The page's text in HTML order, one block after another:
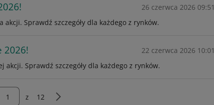
26 czerwca 2026 09:51
akcji. Sprawdź szczegóły dla każdego z rynków.
2026!
22 czerwca 2026 10:01
Sprawdź szczegóły dla każdego z rynków.
z 12